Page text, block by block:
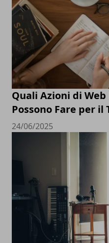
Quali Azioni di
Possono Fare per il
24/06/2025